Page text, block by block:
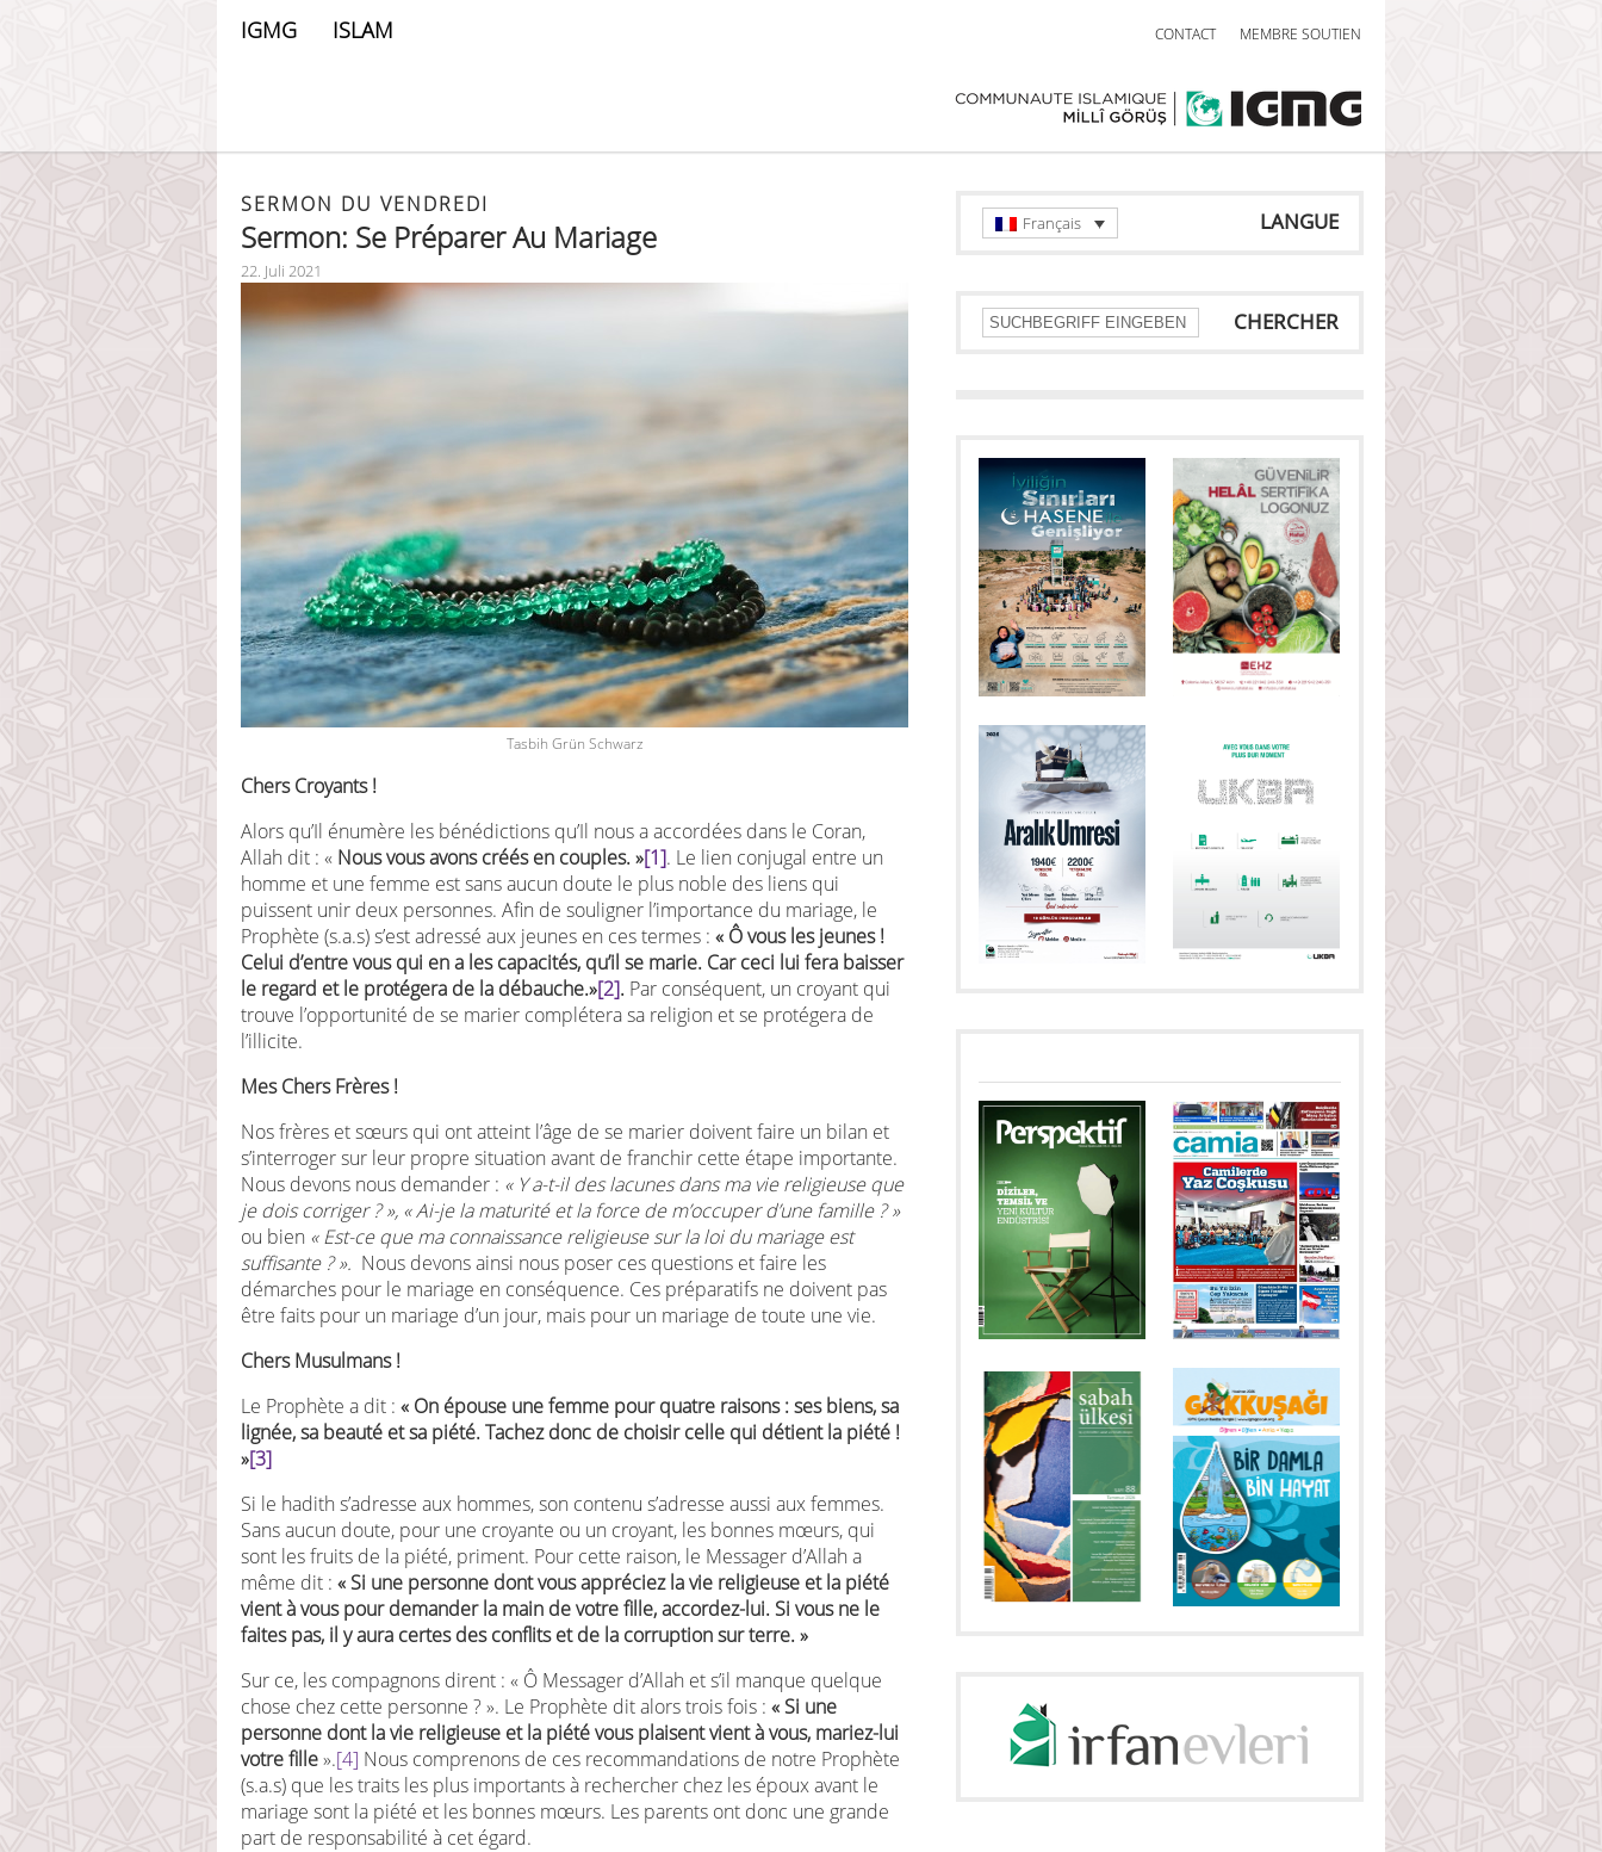
IGMG ISLAM CONTACT MEMBRE SOUTIEN
SERMON DU VENDREDI
Sermon: Se Préparer Au Mariage
22. Juli 2021
Tasbih Grün Schwarz
Chers Croyants !
Alors qu’Il énumère les bénédictions qu’Il nous a accordées dans le Coran,
Allah dit : « Nous vous avons créés en couples. »[1]. Le lien conjugal entre un
homme et une femme est sans aucun doute le plus noble des liens qui
puissent unir deux personnes. Afin de souligner l’importance du mariage, le
Prophète (s.a.s) s’est adressé aux jeunes en ces termes : « Ô vous les jeunes !
Celui d’entre vous qui en a les capacités, qu’il se marie. Car ceci lui fera baisser
le regard et le protégera de la débauche.»[2]. Par conséquent, un croyant qui
trouve l’opportunité de se marier complétera sa religion et se protégera de
l’illicite.
Mes Chers Frères !
Nos frères et sœurs qui ont atteint l’âge de se marier doivent faire un bilan et
s’interroger sur leur propre situation avant de franchir cette étape importante.
Nous devons nous demander : « Y a-t-il des lacunes dans ma vie religieuse que
je dois corriger ? », « Ai-je la maturité et la force de m’occuper d’une famille ? »
ou bien « Est-ce que ma connaissance religieuse sur la loi du mariage est
suffisante ? ». Nous devons ainsi nous poser ces questions et faire les
démarches pour le mariage en conséquence. Ces préparatifs ne doivent pas
être faits pour un mariage d’un jour, mais pour un mariage de toute une vie.
Chers Musulmans !
Le Prophète a dit : « On épouse une femme pour quatre raisons : ses biens, sa
lignée, sa beauté et sa piété. Tachez donc de choisir celle qui détient la piété !
»[3]
Si le hadith s’adresse aux hommes, son contenu s’adresse aussi aux femmes.
Sans aucun doute, pour une croyante ou un croyant, les bonnes mœurs, qui
sont les fruits de la piété, priment. Pour cette raison, le Messager d’Allah a
même dit : « Si une personne dont vous appréciez la vie religieuse et la piété
vient à vous pour demander la main de votre fille, accordez-lui. Si vous ne le
faites pas, il y aura certes des conflits et de la corruption sur terre. »
Sur ce, les compagnons dirent : « Ô Messager d’Allah et s’il manque quelque
chose chez cette personne ? ». Le Prophète dit alors trois fois : « Si une
personne dont la vie religieuse et la piété vous plaisent vient à vous, mariez-lui
votre fille».[4] Nous comprenons de ces recommandations de notre Prophète
(s.a.s) que les traits les plus importants à rechercher chez les époux avant le
mariage sont la piété et les bonnes mœurs. Les parents ont donc une grande
part de responsabilité à cet égard.
LANGUE
Français
CHERCHER